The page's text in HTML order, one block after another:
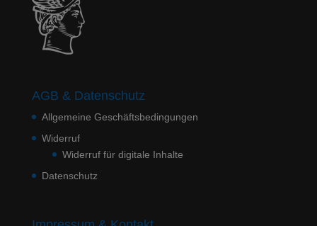
AGB & Datenschutz
Allgemeine Geschäftsbedingungen
Widerruf
Widerruf für digitale Inhalte
Datenschutz